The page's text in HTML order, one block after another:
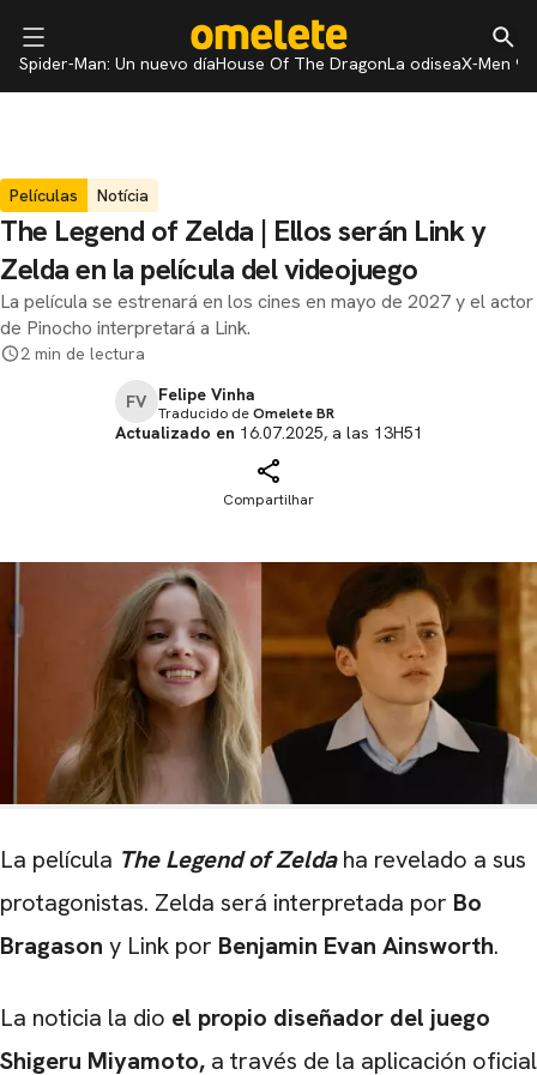
Spider-Man: Un nuevo díaHouse Of The DragonLa odiseaX-Men 97
Películas Notícia
The Legend of Zelda | Ellos serán Link y
Zelda en la película del videojuego
La película se estrenará en los cines en mayo de 2027 y el actor
de Pinocho interpretará a Link.
2 min de lectura
FV Felipe Vinha
Traducido deOmelete BR
Actualizado en 16.07.2025, a las 13H51
Compartilhar
La película The Legend of Zeldaha revelado a sus
protagonistas. Zelda será interpretada por Bo
Bragason y Link por Benjamin Evan Ainsworth.
La noticia la dio el propio diseñador del juego
Shigeru Miyamoto, a través de la aplicación oficial